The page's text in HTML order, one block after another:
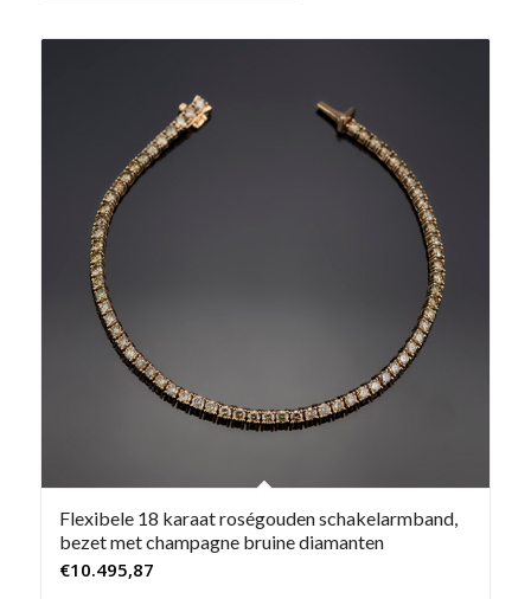
Flexibele 18 karaat roségouden schakelarmband,
bezet met champagne bruine diamanten
€10.495,87